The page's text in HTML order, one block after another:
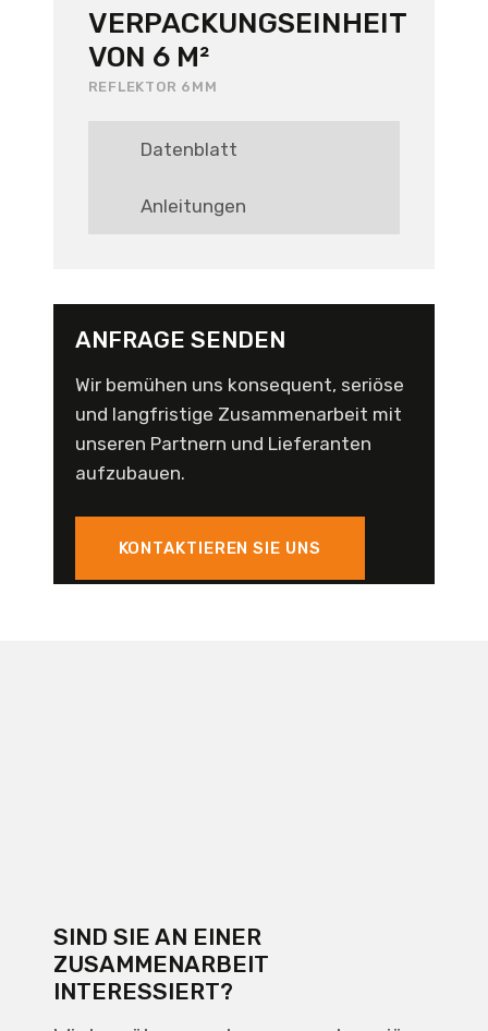
VERPACKUNGSEINHEIT
VON 6 M²
REFLEKTOR 6MM
Datenblatt
Anleitungen
ANFRAGE SENDEN
Wir bemühen uns konsequent, seriöse
und langfristige Zusammenarbeit mit
unseren Partnern und Lieferanten
aufzubauen.
KONTAKTIEREN SIE UNS
SIND SIE AN EINER
ZUSAMMENARBEIT
INTERESSIERT?